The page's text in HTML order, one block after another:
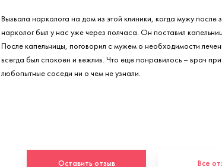
Вызвала нарколога на дом из этой клиники, когда мужу
нарколог был у нас уже через полчаса. Он поставил
После капельницы, поговорил с мужем о необходимости
всегда был спокоен и вежлив. Что еще понравилось – врач
любопытные соседи ни о чем не узнали.
Оставить отзыв Все